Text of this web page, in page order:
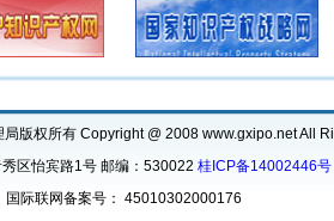
版权所有 Copyright @ 2008 www.gxipo.net All
区怡宾路1号 邮编：530022 桂ICP备14002446号
国际联网备案号： 45010302000176